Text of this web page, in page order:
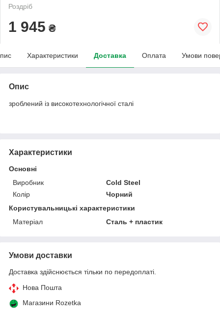
Роздріб
1 945 ₴
Характеристики Доставка Оплата Умови
Опис
зроблений із високотехнологічної сталі
Характеристики
Основні
Виробник
Cold Steel
Колір
Чорний
Користувальницькі характеристики
Матеріал
Сталь + пластик
Умови доставки
Доставка здійснюється тільки по передоплаті.
Нова Пошта
Магазини Rozetka